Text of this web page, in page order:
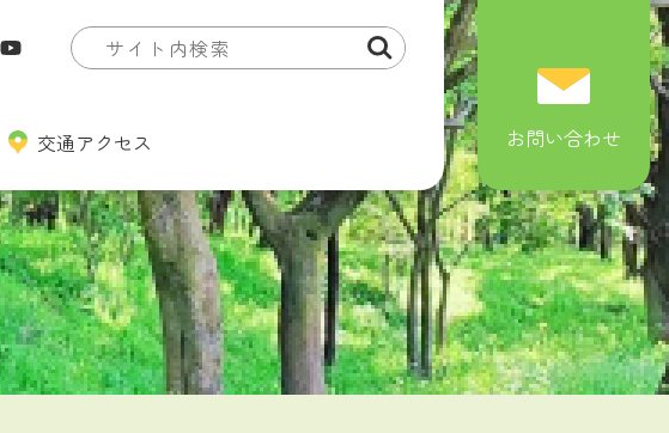
交通アクセス お問い合わせ